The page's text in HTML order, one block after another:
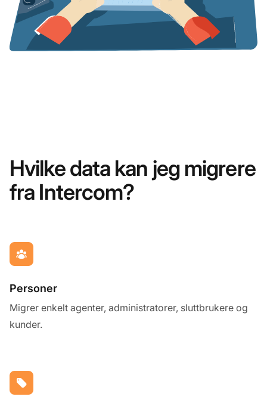
Hvilke data kan jeg migrere
fra Intercom?
Personer
Migrer enkelt agenter, administratorer, sluttbrukere og
kunder.